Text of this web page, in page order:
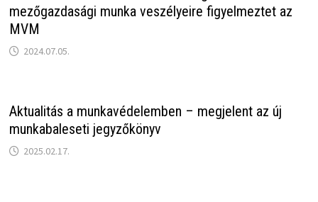
mezőgazdasági munka veszélyeire figyelmeztet az
MVM
2024.07.05.
Aktualitás a munkavédelemben – megjelent az új
munkabaleseti jegyzőkönyv
2025.02.17.